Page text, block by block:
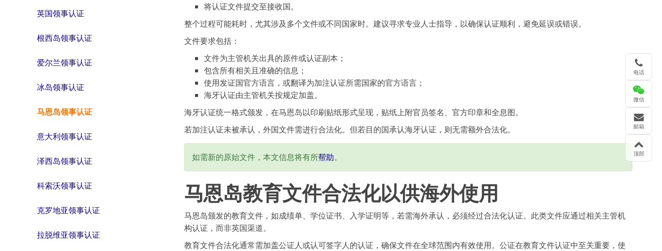
英国领事认证
根西岛领事认证
爱尔兰领事认证
冰岛领事认证
马恩岛领事认证
意大利领事认证
泽西岛领事认证
科索沃领事认证
克罗地亚领事认证
拉脱维亚领事认证
将认证文件提交至接收国。
整个过程可能耗时，尤其涉及多个文件或不同国家时。建议寻求专业人士指导，以确保认证顺利，避免延误或错误。
文件要求包括：
文件为主管机关出具的原件或认证副本；
包含所有相关且准确的信息；
使用发证国官方语言，或翻译为加注认证所需国家的官方语言；
海牙认证由主管机关按规定加盖。
海牙认证统一格式颁发，在马恩岛以印刷贴纸形式呈现，贴纸上附官员签名、官方印章和全息图。
若加注认证未被承认，外国文件需进行合法化。但若目的国承认海牙认证，则无需额外合法化。
如需新的原始文件，本文信息将有所帮助。
马恩岛教育文件合法化以供海外使用
马恩岛颁发的教育文件，如成绩单、学位证书、入学证明等，若需海外承认，必须经过合法化认证。此类文件应通过相关主管机
构认证，而非英国渠道。
教育文件合法化通常需加盖公证人或认可签字人的认证，确保文件在全球范围内有效使用。公证在教育文件认证中至关重要，使
电话
微信
邮箱
顶部